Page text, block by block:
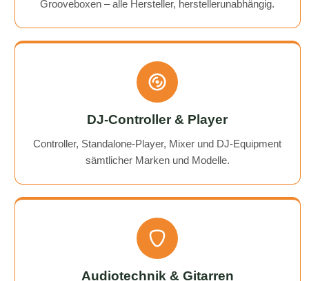
Grooveboxen – alle Hersteller, herstellerunabhängig.
DJ-Controller & Player
Controller, Standalone-Player, Mixer und DJ-Equipment
sämtlicher Marken und Modelle.
Audiotechnik & Gitarren